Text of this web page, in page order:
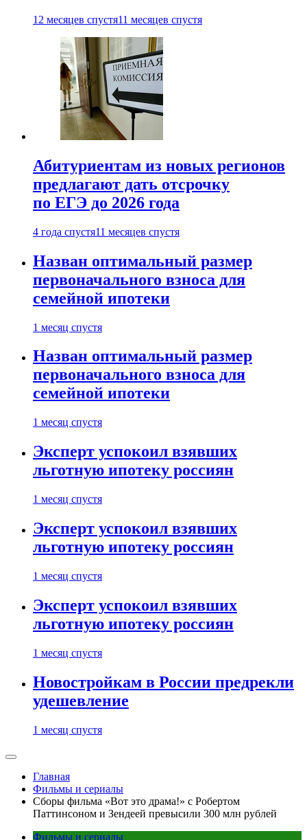
12 месяцев спустя11 месяцев спустя
Абитуриентам из новых регионов
предлагают дать отсрочку
по ЕГЭ до 2026 года
4 года спустя11 месяцев спустя
Назван оптимальный размер
первоначального взноса для
семейной ипотеки
1 месяц спустя
Назван оптимальный размер
первоначального взноса для
семейной ипотеки
1 месяц спустя
Эксперт успокоил взявших
льготную ипотеку россиян
1 месяц спустя
Эксперт успокоил взявших
льготную ипотеку россиян
1 месяц спустя
Эксперт успокоил взявших
льготную ипотеку россиян
1 месяц спустя
Новостройкам в России предрекли
удешевление
1 месяц спустя
Главная
Фильмы и сериалы
Сборы фильма «Вот это драма!» с Робертом
Паттинсоном и Зендеей превысили 300 млн рублей
Фильмы и сериалы